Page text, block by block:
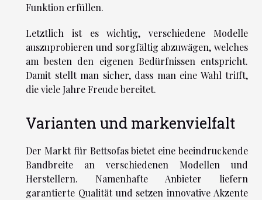
Funktion erfüllen.
Letztlich ist es wichtig, verschiedene Modelle
auszuprobieren und sorgfältig abzuwägen, welches
am besten den eigenen Bedürfnissen entspricht.
Damit stellt man sicher, dass man eine Wahl trifft,
die viele Jahre Freude bereitet.
Varianten und markenvielfalt
Der Markt für Bettsofas bietet eine beeindruckende
Bandbreite an verschiedenen Modellen und
Herstellern. Namenhafte Anbieter liefern
garantierte Qualität und setzen innovative Akzente